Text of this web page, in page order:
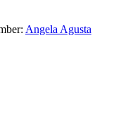
Angela Agusta